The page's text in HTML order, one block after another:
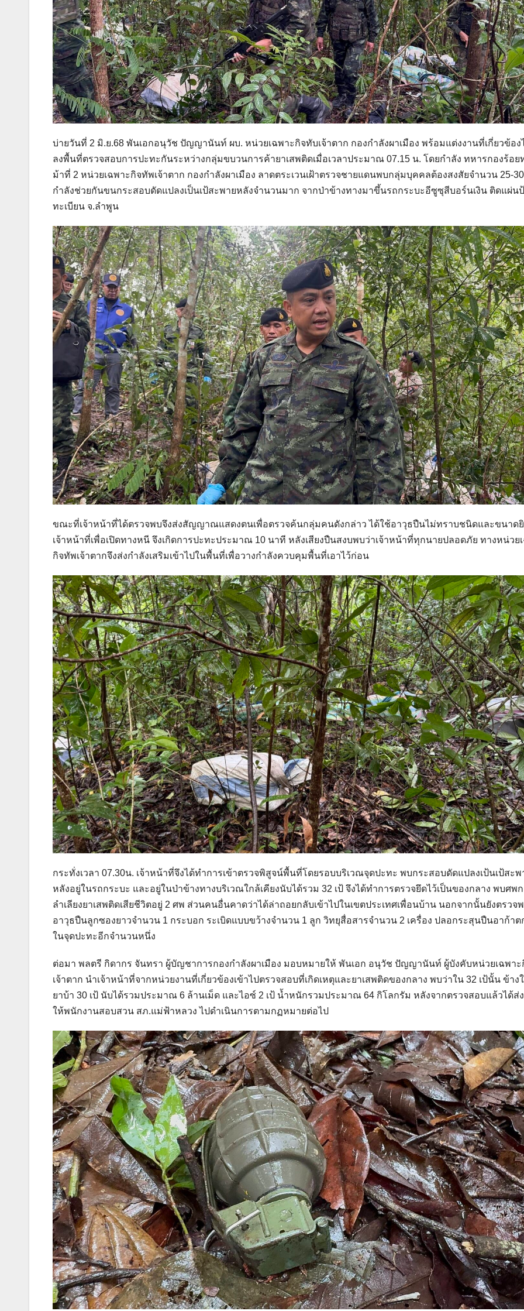
บ่ายวันที่ 2 มิ.ย.68 พันเอกอนุวัช ปัญญานันท์ ผบ. หน่วยเฉพาะกิจทับเจ้าตาก กองกำลังผาเมือง พร้อมแต่งงานที่เกี่ยวข้อง
ลงพื้นที่ตรวจสอบการปะทะกันระหว่างกลุ่มขบวนการค้ายาเสพติดเมื่อเวลาประมาณ 07.15 น. โดยกำลัง ทหารกองร้อย
ม้าที่ 2 หน่วยเฉพาะกิจทัพเจ้าตาก กองกำลังผาเมือง ลาดตระเวนเฝ้าตรวจชายแดนพบกลุ่มบุคคลต้องสงสัยจำนวน 25-
กำลังช่วยกันขนกระสอบดัดแปลงเป็นเป้สะพายหลังจำนวนมาก จากป่าข้างทางมาขึ้นรถกระบะอีซูซุสีบอร์นเงิน ติดแผ่น
ทะเบียน จ.ลำพูน
ขณะที่เจ้าหน้าที่ได้ตรวจพบจึงส่งสัญญาณแสดงตนเพื่อตรวจค้นกลุ่มคนดังกล่าว ได้ใช้อาวุธปืนไม่ทราบชนิดและขนาดยิ
เจ้าหน้าที่เพื่อเปิดทางหนี จึงเกิดการปะทะประมาณ 10 นาที หลังเสียงปืนสงบพบว่าเจ้าหน้าที่ทุกนายปลอดภัย ทางหน่วย
กิจทัพเจ้าตากจึงส่งกำลังเสริมเข้าไปในพื้นที่เพื่อวางกำลังควบคุมพื้นที่เอาไว้ก่อน
กระทั่งเวลา 07.30น. เจ้าหน้าที่จึงได้ทำการเข้าตรวจพิสูจน์พื้นที่โดยรอบบริเวณจุดปะทะ พบกระสอบดัดแปลงเป้นเป้สะพ
หลังอยู่ในรถกระบะ และอยู่ในป่าข้างทางบริเวณใกล้เคียงนับได้รวม 32 เป้ จึงได้ทำการตรวจยึดไว้เป็นของกลาง พบศพ
ลำเลียงยาเสพติดเสียชีวิตอยู่ 2 ศพ ส่วนคนอื่นคาดว่าได้ล่าถอยกลับเข้าไปในเขตประเทศเพื่อนบ้าน นอกจากนั้นยังตรวจ
อาวุธปืนลูกซองยาวจำนวน 1 กระบอก ระเบิดแบบขว้างจำนวน 1 ลูก วิทยุสื่อสารจำนวน 2 เครื่อง ปลอกระสุนปืนอาก้าต
ในจุดปะทะอีกจำนวนหนึ่ง
ต่อมา พลตรี กิดากร จันทรา ผู้บัญชาการกองกำลังผาเมือง มอบหมายให้ พันเอก อนุวัช ปัญญานันท์ ผู้บังคับหน่วยเฉพา
เจ้าตาก นำเจ้าหน้าที่จากหน่วยงานที่เกี่ยวข้องเข้าไปตรวจสอบที่เกิดเหตุและยาเสพติดของกลาง พบว่าใน 32 เป้นั้น ข้าง
ยาบ้า 30 เป้ นับได้รวมประมาณ 6 ล้านเม็ด และไอซ์ 2 เป้ น้ำหนักรวมประมาณ 64 กิโลกรัม หลังจากตรวจสอบแล้วได้ส่
ให้พนักงานสอบสวน สภ.แม่ฟ้าหลวง ไปดำเนินการตามกฏหมายต่อไป